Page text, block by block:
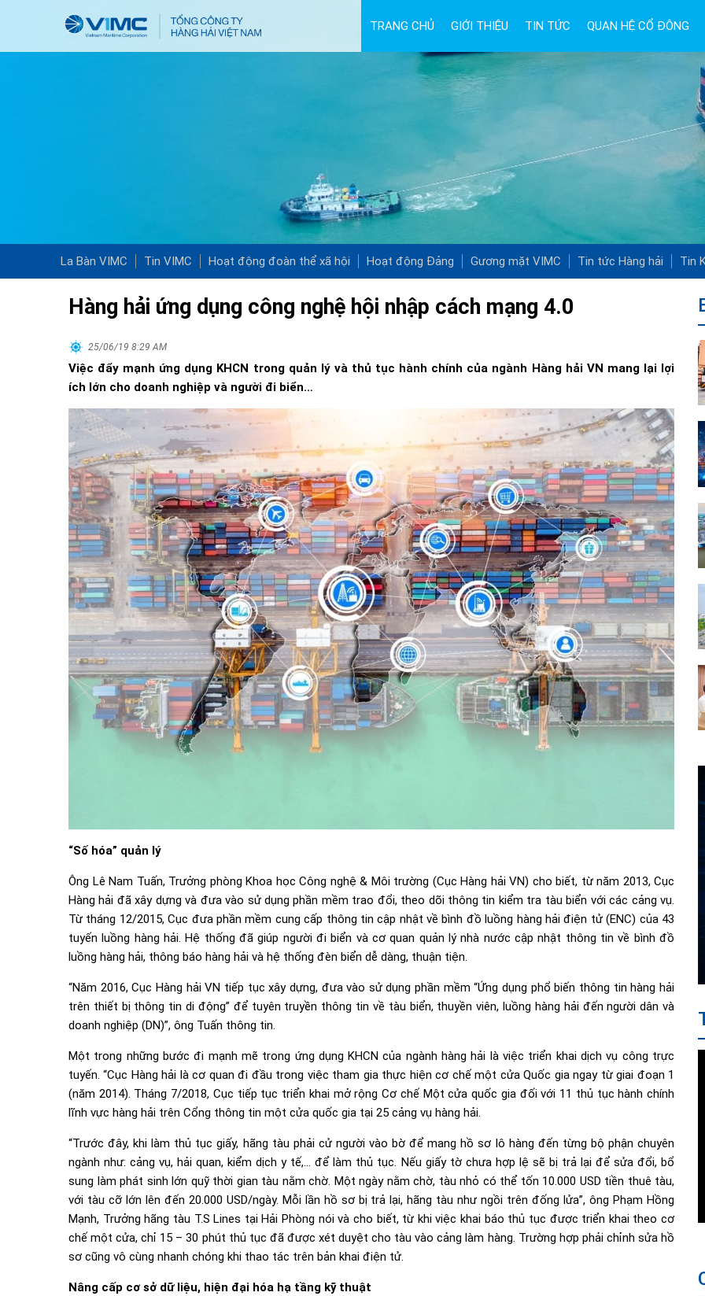
TRANG CHỦ GIỚI THIỆU TIN TỨC QUAN HỆ CỔ ĐÔNG
La Bàn VIMC Tin VIMC Hoạt động đoàn thể xã hội Hoạt động Đảng Gương mặt VIMC Tin tức Hàng hải Tin
Hàng hải ứng dụng công nghệ hội nhập cách mạng 4.0
25/06/19 8:29 AM
Việc đẩy mạnh ứng dụng KHCN trong quản lý và thủ tục hành chính của ngành Hàng hải VN mang lại lợi
ích lớn cho doanh nghiệp và người đi biển…
“Số hóa” quản lý
Ông Lê Nam Tuấn, Trưởng phòng Khoa học Công nghệ & Môi trường (Cục Hàng hải VN) cho biết, từ năm 2013, Cục
Hàng hải đã xây dựng và đưa vào sử dụng phần mềm trao đổi, theo dõi thông tin kiểm tra tàu biển với các cảng vụ.
Từ tháng 12/2015, Cục đưa phần mềm cung cấp thông tin cập nhật về bình đồ luồng hàng hải điện tử (ENC) của 43
tuyến luồng hàng hải. Hệ thống đã giúp người đi biển và cơ quan quản lý nhà nước cập nhật thông tin về bình đồ
luồng hàng hải, thông báo hàng hải và hệ thống đèn biển dễ dàng, thuận tiện.
“Năm 2016, Cục Hàng hải VN tiếp tục xây dựng, đưa vào sử dụng phần mềm “Ứng dụng phổ biến thông tin hàng hải
trên thiết bị thông tin di động” để tuyên truyền thông tin về tàu biển, thuyền viên, luồng hàng hải đến người dân và
doanh nghiệp (DN)”, ông Tuấn thông tin.
Một trong những bước đi mạnh mẽ trong ứng dụng KHCN của ngành hàng hải là việc triển khai dịch vụ công trực
tuyến. “Cục Hàng hải là cơ quan đi đầu trong việc tham gia thực hiện cơ chế một cửa Quốc gia ngay từ giai đoạn 1
(năm 2014). Tháng 7/2018, Cục tiếp tục triển khai mở rộng Cơ chế Một cửa quốc gia đối với 11 thủ tục hành chính
lĩnh vực hàng hải trên Cổng thông tin một cửa quốc gia tại 25 cảng vụ hàng hải.
“Trước đây, khi làm thủ tục giấy, hãng tàu phải cử người vào bờ để mang hồ sơ lô hàng đến từng bộ phận chuyên
ngành như: cảng vụ, hải quan, kiểm dịch y tế,… để làm thủ tục. Nếu giấy tờ chưa hợp lệ sẽ bị trả lại để sửa đổi, bổ
sung làm phát sinh lớn quỹ thời gian tàu nằm chờ. Một ngày nằm chờ, tàu nhỏ có thể tốn 10.000 USD tiền thuê tàu,
với tàu cỡ lớn lên đến 20.000 USD/ngày. Mỗi lần hồ sơ bị trả lại, hãng tàu như ngồi trên đống lửa”, ông Phạm Hồng
Mạnh, Trưởng hãng tàu T.S Lines tại Hải Phòng nói và cho biết, từ khi việc khai báo thủ tục được triển khai theo cơ
chế một cửa, chỉ 15 – 30 phút thủ tục đã được xét duyệt cho tàu vào cảng làm hàng. Trường hợp phải chỉnh sửa hồ
sơ cũng vô cùng nhanh chóng khi thao tác trên bản khai điện tử.
Nâng cấp cơ sở dữ liệu, hiện đại hóa hạ tầng kỹ thuật